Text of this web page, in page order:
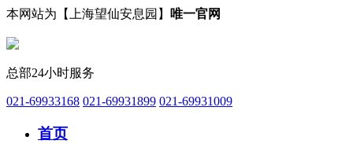
本网站为【上海望仙安息园】 唯一官网
总部24小时服务
021-69933168 021-69931899 021-69931009
首页